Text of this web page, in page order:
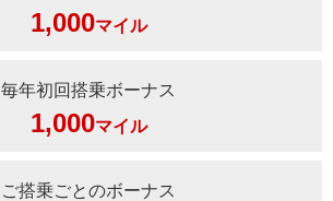
1,000マイル
毎年初回搭乗ボーナス
1,000マイル
ご搭乗ごとのボーナス